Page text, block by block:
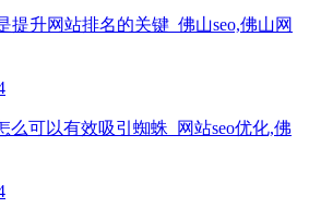
提升网站排名的关键_佛山seo,佛山网
么可以有效吸引蜘蛛_网站seo优化,佛